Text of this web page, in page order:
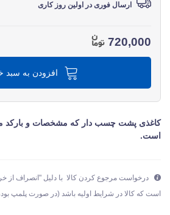
ارسال فوری در اولین روز کاری
720,000
افزودن به سبد
کاغذی پشت چسب دار که مشخصات و
است.
درخواست مرجوع کردن کالا با دلیل "انصراف از
است که کالا در شرایط اولیه باشد (در صورت پلمپ